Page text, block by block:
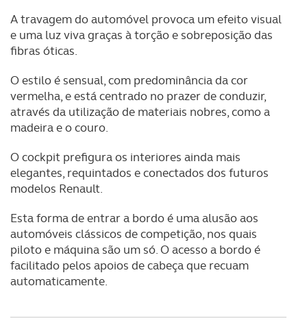
A travagem do automóvel provoca um efeito visual
e uma luz viva graças à torção e sobreposição das
fibras óticas.
O estilo é sensual, com predominância da cor
vermelha, e está centrado no prazer de conduzir,
através da utilização de materiais nobres, como a
madeira e o couro.
O cockpit prefigura os interiores ainda mais
elegantes, requintados e conectados dos futuros
modelos Renault.
Esta forma de entrar a bordo é uma alusão aos
automóveis clássicos de competição, nos quais
piloto e máquina são um só. O acesso a bordo é
facilitado pelos apoios de cabeça que recuam
automaticamente.